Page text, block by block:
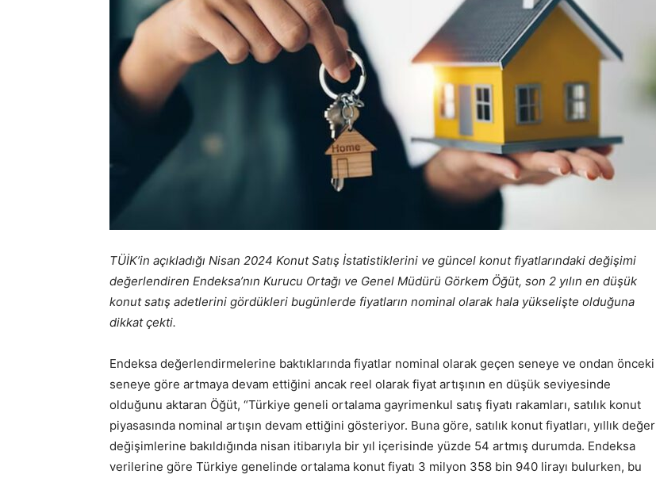
TÜİK’in açıkladığı Nisan 2024 Konut Satış İstatistiklerini ve güncel konut fiyatlarındaki değişimi
değerlendiren Endeksa’nın Kurucu Ortağı ve Genel Müdürü Görkem Öğüt, son 2 yılın en düşük
konut satış adetlerini gördükleri bugünlerde fiyatların nominal olarak hala yükselişte olduğuna
dikkat çekti.
Endeksa değerlendirmelerine baktıklarında fiyatlar nominal olarak geçen seneye ve ondan önceki
seneye göre artmaya devam ettiğini ancak reel olarak fiyat artışının en düşük seviyesinde
olduğunu aktaran Öğüt, “Türkiye geneli ortalama gayrimenkul satış fiyatı rakamları, satılık konut
piyasasında nominal artışın devam ettiğini gösteriyor. Buna göre, satılık konut fiyatları, yıllık değer
değişimlerine bakıldığında nisan itibarıyla bir yıl içerisinde yüzde 54 artmış durumda. Endeksa
verilerine göre Türkiye genelinde ortalama konut fiyatı 3 milyon 358 bin 940 lirayı bulurken, bu